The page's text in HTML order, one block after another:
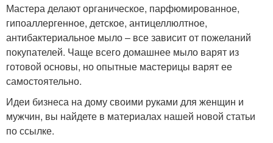
Мастера делают органическое, парфюмированное,
гипоаллергенное, детское, антицеллюлтное,
антибактериальное мыло – все зависит от пожеланий
покупателей. Чаще всего домашнее мыло варят из
готовой основы, но опытные мастерицы варят ее
самостоятельно.
Идеи бизнеса на дому своими руками для женщин и
мужчин, вы найдете в материалах нашей новой статьи
по ссылке.